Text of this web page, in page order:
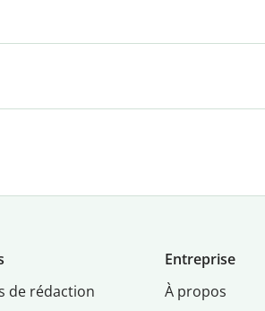
de rédaction
Entreprise
À propos